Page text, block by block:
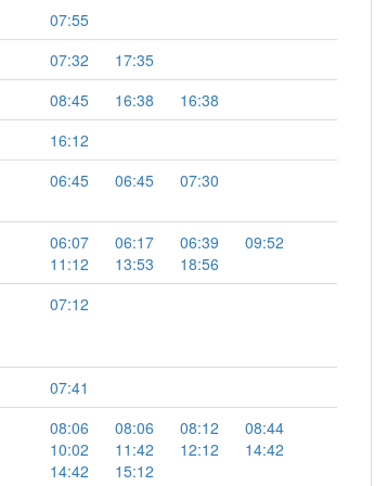
07:55
07:32
17:35
08:45 16:38
16:38
16:12
06:45 06:45 07:30
06:07 06:17 06:39
09:52
11:12
13:53
18:56
07:12
07:41
08:06 08:06 08:12
08:44
10:02
11:42 12:12
14:42
14:42
15:12